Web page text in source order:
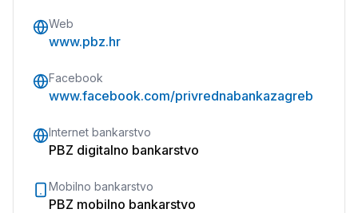
Web
www.pbz.hr
Facebook
www.facebook.com/privrednabankazagreb
Internet bankarstvo
PBZ digitalno bankarstvo
Mobilno bankarstvo
PBZ mobilno bankarstvo